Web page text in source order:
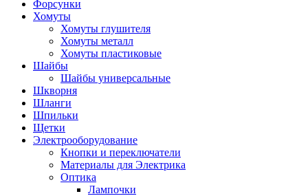
Форсунки
Хомуты
Хомуты глушителя
Хомуты металл
Хомуты пластиковые
Шайбы
Шайбы универсальные
Шкворня
Шланги
Шпильки
Щетки
Электрооборудование
Кнопки и переключатели
Материалы для Электрика
Оптика
Лампочки